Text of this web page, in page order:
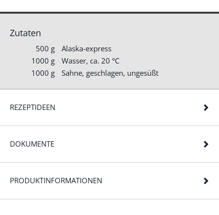
Zutaten
500 g
Alaska-express
1000 g
Wasser, ca. 20 °C
1000 g
Sahne, geschlagen, ungesüßt
REZEPTIDEEN
DOKUMENTE
PRODUKTINFORMATIONEN